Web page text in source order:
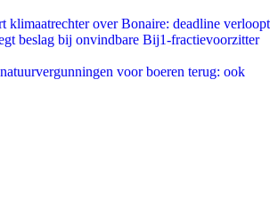
klimaatrechter over Bonaire: deadline verloopt
beslag bij onvindbare Bij1-fractievoorzitter
voor boeren terug: ook